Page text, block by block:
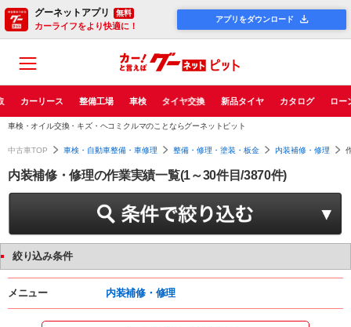
グーネットアプリ 無料
カーライフをより快適に！
アプリをダウンロード
カーリース 整備工場 車検 タイヤ交換 新品タイヤ カタログ ロー
車検・オイル交換・キズ・ヘコミクルマのことならグーネットピット
中古車TOP 車検・自動車整備・車修理 整備・修理・塗装・板金 内装補修・修理
内装補修・修理の作業実績一覧(1～30件目/3870件)
絞り込み条件
メニュー 内装補修・修理